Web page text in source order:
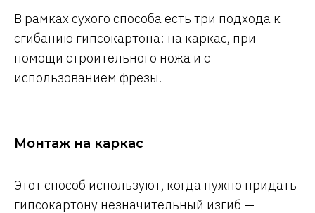
В рамках сухого способа есть три подхода к
сгибанию гипсокартона: на каркас, при
помощи строительного ножа и с
использованием фрезы.
Монтаж на каркас
Этот способ используют, когда нужно придать
гипсокартону незначительный изгиб —